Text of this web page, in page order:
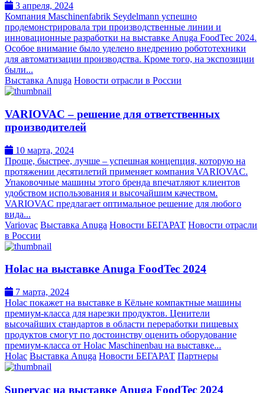
3 апреля, 2024
Компания Maschinenfabrik Seydelmann успешно
продемонстрировала три производственные линии и
инновационные разработки на выставке Anuga FoodTec 2024.
Особое внимание было уделено внедрению робототехники
для автоматизации производства. Кроме того, на экспозиции
были...
Выставка Anuga Новости отрасли в России
VARIOVAC – решение для ответственных
производителей
10 марта, 2024
Проще, быстрее, лучше – успешная концепция, которую на
протяжении десятилетий применяет компания VARIOVAC.
Упаковочные машины этого бренда впечатляют клиентов
удобством использования и высочайшим качеством.
VARIOVAC предлагает оптимальное решение для любого
вида...
Variovac Выставка Anuga Новости БЕГАРАТ Новости отрасли
в России
Holac на выставке Anuga FoodTec 2024
7 марта, 2024
Holac покажет на выставке в Кёльне компактные машины
премиум-класса для нарезки продуктов. Ценители
высочайших стандартов в области переработки пищевых
продуктов смогут по достоинству оценить оборудование
премиум-класса от Holac Maschinenbau на выставке...
Holac Выставка Anuga Новости БЕГАРАТ Партнеры
Supervac на выставке Anuga FoodTec 2024